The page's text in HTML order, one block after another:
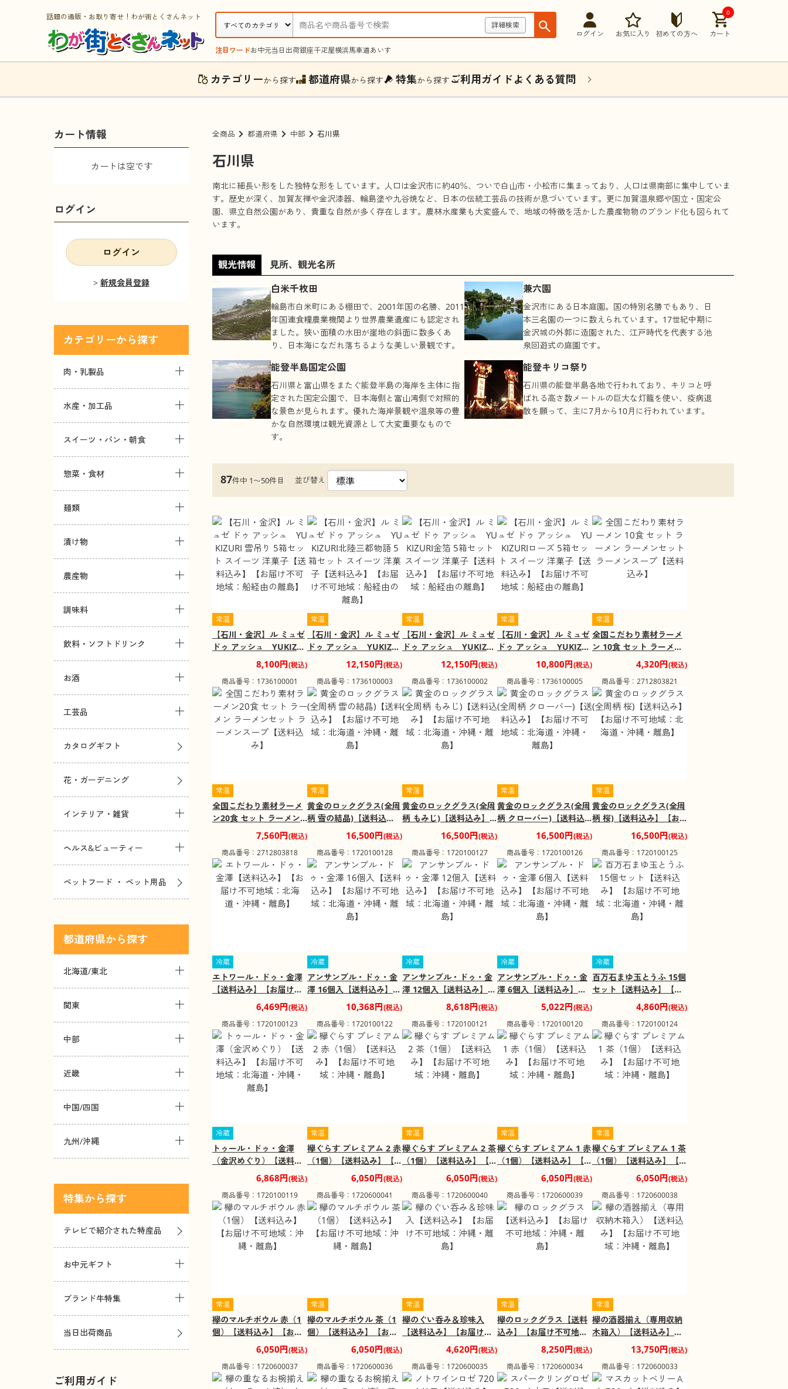
話題の通販・お取り寄せ！わが街とくさんネット
詳細検索
注目ワードお中元当日出荷銀座千疋屋横浜馬車道あいす
ログイン お気に入り 初めての方へ
0
カート
カテゴリーから探す 都道府県から探す 特集から探す ご利用ガイドよくある質問
全商品 都道府県 中部 石川県
石川県
南北に細長い形をした独特な形をしています。人口は金沢市に約40％、ついで白山市・小松市に集まっており、人口は県南部に集中していま
す。歴史が深く、加賀友禅や金沢漆器、輪島塗や九谷焼など、日本の伝統工芸品の技術が息づいています。更に加賀温泉郷や国立・国定公
園、県立自然公園があり、貴重な自然が多く存在します。農林水産業も大変盛んで、地域の特徴を活かした農産物物のブランド化も図られて
います。
観光情報
見所、観光名所
白米千枚田
輪島市白米町にある棚田で、2001年国の名勝、2011
年国連食糧農業機関より世界農業遺産にも認定され
ました。狭い面積の水田が崖地の斜面に数多くあ
り、日本海になだれ落ちるような美しい景観です。
兼六園
金沢市にある日本庭園。国の特別名勝でもあり、日
本三名園の一つに数えられています。17世紀中期に
金沢城の外郭に造園された、江戸時代を代表する池
泉回遊式の庭園です。
能登半島国定公園
石川県と富山県をまたぐ能登半島の海岸を主体に指
定された国定公園で、日本海側と富山湾側で対照的
な景色が見られます。優れた海岸景観や温泉等の豊
かな自然環境は観光資源として大変重要なもので
す。
能登キリコ祭り
石川県の能登半島各地で行われており、キリコと呼
ばれる高さ数メートルの巨大な灯籠を使い、疫病退
散を願って、主に7月から10月に行われています。
87件中 1〜50件目 並び替え
常温
【石川・金沢】ル ミュゼ
ドゥ アッシュ YUKIZU
RI 雪吊り 5箱セット スイ
ーツ 洋菓子【送料込み】
【お届け不可地域：船経
由の離島】
8,100円(税込)
商品番号：1736100001
常温
【石川・金沢】ル ミュゼ
ドゥ アッシュ YUKIZU
RI北陸三都物語 5箱セッ
ト スイーツ 洋菓子【送料
込み】【お届け不可地
域：船経由の離島】
12,150円(税込)
商品番号：1736100003
常温
【石川・金沢】ル ミュゼ
ドゥ アッシュ YUKIZU
RI金箔 5箱セット スイー
ツ 洋菓子【送料込み】
【お届け不可地域：船経
由の離島】
12,150円(税込)
商品番号：1736100002
常温
【石川・金沢】ル ミュゼ
ドゥ アッシュ YUKIZU
RIローズ 5箱セット スイ
ーツ 洋菓子【送料込み】
【お届け不可地域：船経
由の離島】
10,800円(税込)
商品番号：1736100005
常温
全国こだわり素材ラーメ
ン 10食 セット ラーメン
ラーメンセット ラーメン
スープ【送料込み】
4,320円(税込)
商品番号：2712803821
常温
全国こだわり素材ラーメ
ン20食 セット ラーメン
ラーメンセット ラーメン
スープ【送料込み】
7,560円(税込)
商品番号：2712803818
常温
黄金のロックグラス(全周
柄 雪の結晶)【送料込
み】【お届け不可地域：
北海道・沖縄・離島】
16,500円(税込)
商品番号：1720100128
常温
黄金のロックグラス(全周
柄 もみじ)【送料込み】
【お届け不可地域：北海
道・沖縄・離島】
16,500円(税込)
商品番号：1720100127
常温
黄金のロックグラス(全周
柄 クローバー)【送料込
み】【お届け不可地域：
北海道・沖縄・離島】
16,500円(税込)
商品番号：1720100126
常温
黄金のロックグラス(全周
柄 桜)【送料込み】【お
届け不可地域：北海道・
16,500円(税込)
商品番号：1720100125
冷蔵
エトワール・ドゥ・金澤
【送料込み】【お届け不
可地域：北海道・沖縄・
6,469円(税込)
商品番号：1720100123
冷蔵
アンサンブル・ドゥ・金
澤 16個入【送料込み】
【お届け不可地域：北海
道・沖縄・離島】
10,368円(税込)
商品番号：1720100122
冷蔵
アンサンブル・ドゥ・金
澤 12個入【送料込み】
【お届け不可地域：北海
道・沖縄・離島】
8,618円(税込)
商品番号：1720100121
冷蔵
アンサンブル・ドゥ・金
澤 6個入【送料込み】
【お届け不可地域：北海
道・沖縄・離島】
5,022円(税込)
商品番号：1720100120
冷蔵
百万石まゆ玉とうふ 15個
セット【送料込み】【お
届け不可地域：北海道・
4,860円(税込)
商品番号：1720100124
冷蔵
トゥール・ドゥ・金澤
（金沢めぐり）【送料込
み】【お届け不可地域：
北海道・沖縄・離島】
6,868円(税込)
商品番号：1720100119
常温
欅ぐらす プレミアム 2 赤
（1個）【送料込み】【お
届け不可地域：沖縄・離
6,050円(税込)
商品番号：1720600041
常温
欅ぐらす プレミアム 2 茶
（1個）【送料込み】【お
届け不可地域：沖縄・離
6,050円(税込)
商品番号：1720600040
常温
欅ぐらす プレミアム 1 赤
（1個）【送料込み】【お
届け不可地域：沖縄・離
6,050円(税込)
商品番号：1720600039
常温
欅ぐらす プレミアム 1 茶
（1個）【送料込み】【お
届け不可地域：沖縄・離
6,050円(税込)
商品番号：1720600038
常温
欅のマルチボウル 赤（1
個）【送料込み】【お届
け不可地域：沖縄・離
6,050円(税込)
商品番号：1720600037
常温
欅のマルチボウル 茶（1
個）【送料込み】【お届
け不可地域：沖縄・離
6,050円(税込)
商品番号：1720600036
常温
欅のぐい呑み＆珍味入
【送料込み】【お届け不
可地域：沖縄・離島】
4,620円(税込)
商品番号：1720600035
常温
欅のロックグラス【送料
込み】【お届け不可地
域：沖縄・離島】
8,250円(税込)
商品番号：1720600034
常温
欅の酒器揃え（専用収納
木箱入）【送料込み】
【お届け不可地域：沖
13,750円(税込)
商品番号：1720600033
カート情報
カートは空です
ログイン
ログイン
新規会員登録
カテゴリー
肉・乳製品
水産・加工品
スイーツ・パン・朝食
惣菜・食材
麺類
漬け物
農産物
調味料
飲料・ソフトドリンク
お酒
工芸品
カタログギフト
花・ガーデニング
インテリア・雑貨
ヘルス&ビューティー
ペットフード ・ ペット用品
都道府県
北海道/東北
関東
中部
近畿
中国/四国
九州/沖縄
特集
テレビで紹介された特産品
お中元ギフト
ブランド牛特集
当日出荷商品
ご利用ガイド